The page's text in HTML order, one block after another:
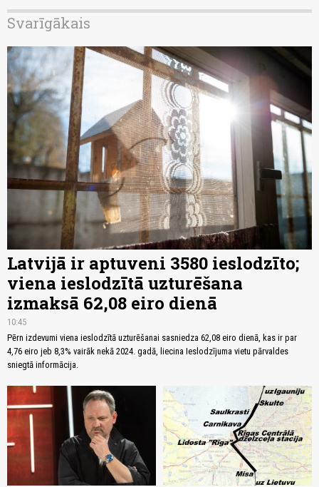
Svarīgākais
Latvijā ir aptuveni 3580 ieslodzīto;
viena ieslodzītā uzturēšana
izmaksā 62,08 eiro dienā
10:45
Pērn izdevumi viena ieslodzītā uzturēšanai sasniedza 62,08 eiro dienā, kas ir par
4,76 eiro jeb 8,3% vairāk nekā 2024. gadā, liecina Ieslodzījuma vietu pārvaldes
sniegtā informācija.